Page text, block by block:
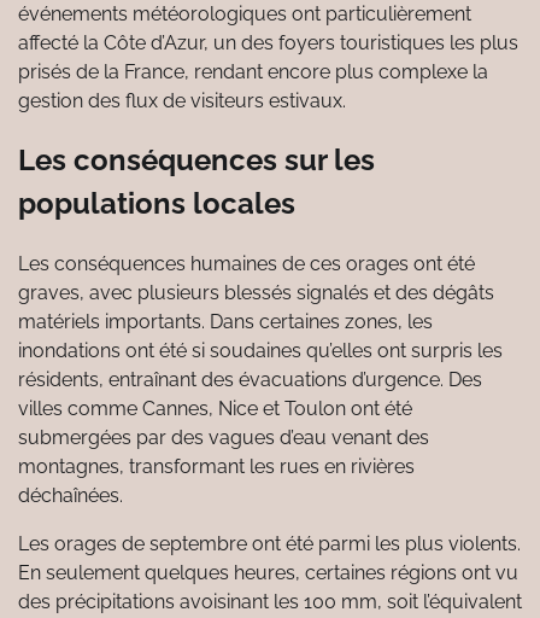
événements météorologiques ont particulièrement
affecté la Côte d’Azur, un des foyers touristiques les plus
prisés de la France, rendant encore plus complexe la
gestion des flux de visiteurs estivaux.
Les conséquences sur les
populations locales
Les conséquences humaines de ces orages ont été
graves, avec plusieurs blessés signalés et des dégâts
matériels importants. Dans certaines zones, les
inondations ont été si soudaines qu’elles ont surpris les
résidents, entraînant des évacuations d’urgence. Des
villes comme Cannes, Nice et Toulon ont été
submergées par des vagues d’eau venant des
montagnes, transformant les rues en rivières
déchaînées.
Les orages de septembre ont été parmi les plus violents.
En seulement quelques heures, certaines régions ont vu
des précipitations avoisinant les 100 mm, soit l’équivalent